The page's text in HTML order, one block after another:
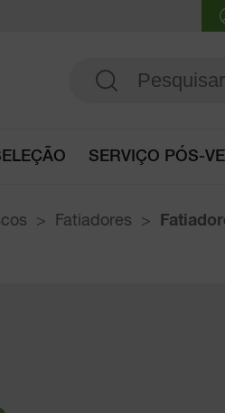
SERVIÇO PÓS-
Fatiadores
Consultar o Guia de